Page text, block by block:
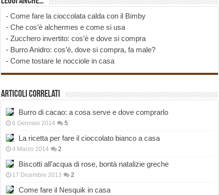
-Come fare la cioccolata calda con il Bimby
-Che cos’è alchermes e come si usa
-Zucchero invertito: cos’è e dove si compra
- Burro Anidro: cos’è, dove si compra, fa male?
-Come tostare le nocciole in casa
Articoli correlati
Burro di cacao: a cosa serve e dove comprarlo
6 Gennaio 2014 5
La ricetta per fare il cioccolato bianco a casa
4 Marzo 2014 2
Biscotti all’acqua di rose, bontà natalizie greche
17 Dicembre 2013 2
Come fare il Nesquik in casa